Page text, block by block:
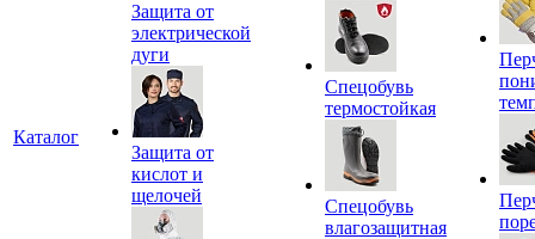
Каталог
Защита от
электрической
дуги
Защита от
кислот и
щелочей
Спецобувь
термостойкая
Спецобувь
влагозащитная